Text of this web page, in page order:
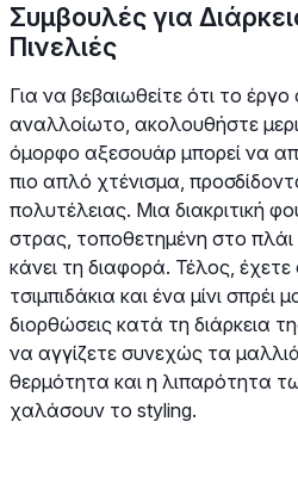
Συμβουλές για
Πινελιές
Για να βεβαιωθείτε ότι το
αναλλοίωτο, ακολουθήστε
όμορφο αξεσουάρ μπορεί να
πιο απλό χτένισμα,
πολυτέλειας. Μια διακριτική
στρας, τοποθετημένη στο
κάνει τη διαφορά. Τέλος,
τσιμπιδάκια και ένα μίνι σπρέι
διορθώσεις κατά τη διάρκεια
να αγγίζετε συνεχώς τα
θερμότητα και η λιπαρότητα
χαλάσουν το styling.